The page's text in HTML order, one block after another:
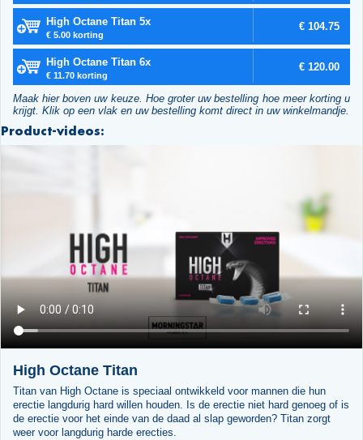
High Octane Titan 5x
€ 5.00 korting
€ 104.75
High Octane Titan 6x
€ 11.70 korting
€ 120.00
Maak hier boven uw keuze. Hoe groter uw bestelling hoe meer korting u
krijgt. Klik op een vlak en uw bestelling komt direct in uw winkelmandje.
Product-videos:
High Octane Titan
Titan van High Octane is speciaal ontwikkeld voor mannen die hun
erectie langdurig hard willen houden. Is de erectie niet hard genoeg of is
de erectie voor het einde van de daad al slap geworden? Titan zorgt
weer voor langdurig harde erecties.